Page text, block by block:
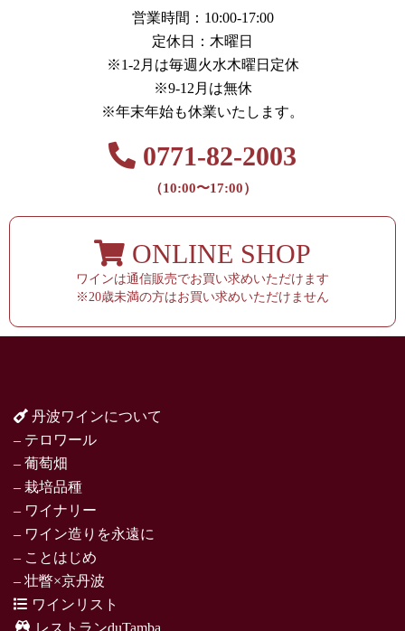
営業時間：10:00-17:00
定休日：木曜日
※1-2月は毎週火水木曜日定休
※9-12月は無休
※年末年始も休業いたします。
0771-82-2003
（10:00〜17:00）
ONLINE SHOP
ワインは通信販売でお買い求めいただけます
※20歳未満の方はお買い求めいただけません
丹波ワインについて
– テロワール
– 葡萄畑
– 栽培品種
– ワイナリー
– ワイン造りを永遠に
– ことはじめ
– 壮瞥×京丹波
ワインリスト